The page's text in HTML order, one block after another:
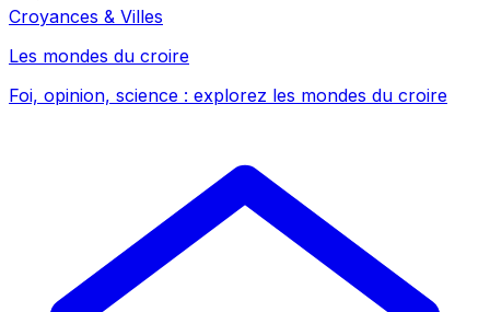
Croyances & Villes
Les mondes du croire
Foi, opinion, science : explorez les mondes du croire